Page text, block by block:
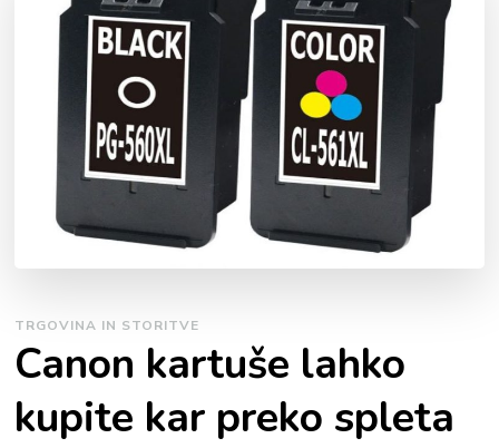
TRGOVINA IN STORITVE
Canon kartuše lahko
kupite kar preko spleta